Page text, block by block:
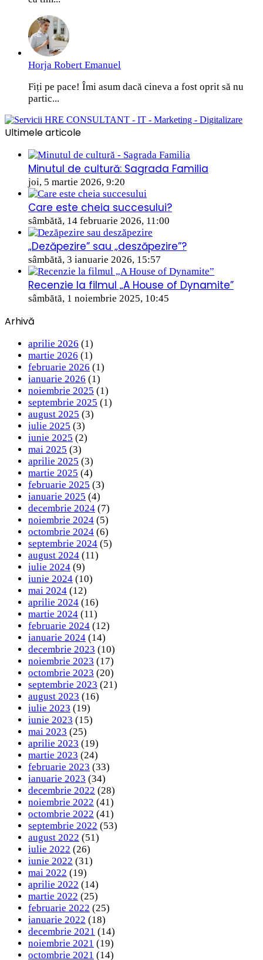
Horja Robert Emanuel
Fiți pe pace! Îmi asum dacă cineva a fost oprit să nu
partic...
Ultimele articole
Minutul de cultură: Sagrada Familia
joi, 5 martie 2026, 9:20
Care este cheia succesului?
sâmbătă, 14 februarie 2026, 11:00
„Dezăpezire” sau „deszăpezire”?
sâmbătă, 3 ianuarie 2026, 15:57
Recenzie la filmul „A House of Dynamite”
sâmbătă, 1 noiembrie 2025, 10:45
Arhivă
aprilie 2026 (1)
martie 2026 (1)
februarie 2026 (1)
ianuarie 2026 (1)
noiembrie 2025 (1)
septembrie 2025 (1)
august 2025 (3)
iulie 2025 (3)
iunie 2025 (2)
mai 2025 (3)
aprilie 2025 (3)
martie 2025 (4)
februarie 2025 (3)
ianuarie 2025 (4)
decembrie 2024 (7)
noiembrie 2024 (5)
octombrie 2024 (6)
septembrie 2024 (5)
august 2024 (11)
iulie 2024 (9)
iunie 2024 (10)
mai 2024 (12)
aprilie 2024 (16)
martie 2024 (11)
februarie 2024 (12)
ianuarie 2024 (14)
decembrie 2023 (10)
noiembrie 2023 (17)
octombrie 2023 (20)
septembrie 2023 (21)
august 2023 (16)
iulie 2023 (19)
iunie 2023 (15)
mai 2023 (25)
aprilie 2023 (19)
martie 2023 (24)
februarie 2023 (33)
ianuarie 2023 (34)
decembrie 2022 (28)
noiembrie 2022 (41)
octombrie 2022 (41)
septembrie 2022 (53)
august 2022 (51)
iulie 2022 (26)
iunie 2022 (31)
mai 2022 (19)
aprilie 2022 (14)
martie 2022 (25)
februarie 2022 (25)
ianuarie 2022 (18)
decembrie 2021 (14)
noiembrie 2021 (19)
octombrie 2021 (14)